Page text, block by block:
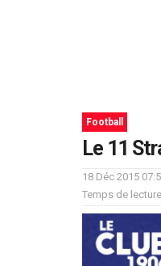
Football
Le 11
18 Déc 2015
Temps de